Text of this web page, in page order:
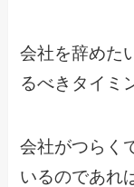
会社を辞めた
るべきタイミ
会社がつらく
いるのであれ